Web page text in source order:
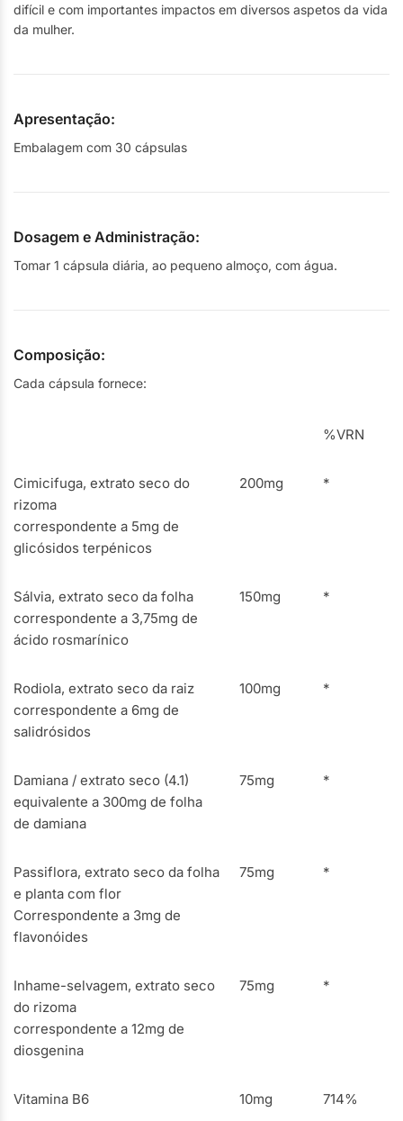
difícil e com importantes impactos em diversos aspetos da vida
da mulher.
Apresentação:
Embalagem com 30 cápsulas
Dosagem e Administração:
Tomar 1 cápsula diária, ao pequeno almoço, com água.
Composição:
Cada cápsula fornece:
%VRN
Cimicifuga, extrato seco do
rizoma
correspondente a 5mg de
glicósidos terpénicos
200mg *
Sálvia, extrato seco da folha
correspondente a 3,75mg de
ácido rosmarínico
150mg *
Rodiola, extrato seco da raiz
correspondente a 6mg de
salidrósidos
100mg *
Damiana / extrato seco (4.1)
equivalente a 300mg de folha
de damiana
75mg *
Passiflora, extrato seco da folha
e planta com flor
Correspondente a 3mg de
flavonóides
75mg *
Inhame-selvagem, extrato seco
do rizoma
correspondente a 12mg de
diosgenina
75mg *
Vitamina B6 10mg 714%